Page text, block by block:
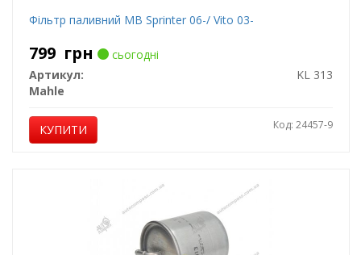
Фільтр паливний MB Sprinter 06-/ Vito 03-
799 грн
сьогодні
Артикул:
KL 313
Mahle
КУПИТИ Код: 24457-9